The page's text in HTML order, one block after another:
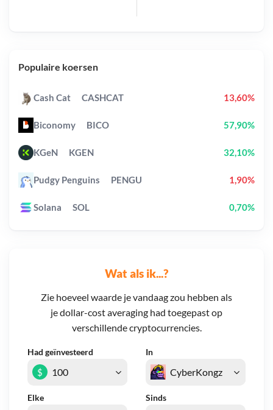
Wat als ik...?
Zie hoeveel waarde je vandaag zou hebben als
je dollar-cost averaging had toegepast op
verschillende cryptocurrencies.
Had geïnvesteerd In
Elke Sinds
$
Populaire koersen
Cash Cat CASHCAT 13,60%
Biconomy BICO 57,90%
KGeN KGEN 32,10%
Pudgy Penguins PENGU 1,90%
Solana SOL 0,70%